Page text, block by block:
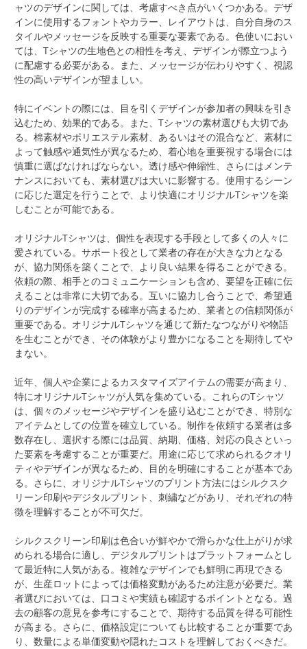
ャツのデザインに関しては、考慮すべき点がいくつかある。デザ
インに使用するフォントやカラー、レイアウトは、自分自身のス
タイルやメッセージを反映する重要な要素である。色使いにおい
ては、Tシャツの生地色との相性を考え、デザインが際立つよう
に配慮する必要がある。また、メッセージが伝わりやすく、視認
性の高いデザインが望ましい。
特にイベントの際には、目を引くデザインが参加者の興味を引き
込むため、効果的である。また、Tシャツの素材選びも大切であ
る。棉素材やポリエステル素材、あるいはその混合など、素材に
よって触感や通気性が異なるため、着心地を重要視する場合には
慎重に選ばなければならない。透け感や伸縮性、さらにはメンテ
ナンスにおいても、素材選びは大いに影響する。使用するシーン
に応じた選定を行うことで、より快適にオリジナルTシャツを楽
しむことが可能である。
オリジナルTシャツは、個性を表現する手段として多くの人々に
愛されている。サポート役として業者の存在が大きな力となる
が、協力関係を築くことで、より良い結果を得ることができる。
依頼の際、相手とのコミュニケーションも含め、要望を正確に伝
えることは非常に大切である。互いに協力し合うことで、希望通
りのデザインが完成する確率が高まるため、業者との信頼関係が
重要である。オリジナルTシャツを通じて新たなつながりや物語
を生むことができ、その体験がより豊かになることを期待してや
まない。
近年、個人や企業によるカスタマイズアイテムの需要が高まり、
特にオリジナルTシャツが人気を集めている。これらのTシャツ
は、個々のメッセージやデザインを盛り込むことができ、特別な
アイテムとしての位置を確立している。制作を依頼する業者は多
数存在し、選択する際には品質、納期、価格、対応の良さといっ
た要素を考慮することが重要だ。用途に応じて求められるクオリ
ティやデザインが異なるため、目的を明確にすることが基本であ
る。さらに、オリジナルTシャツのプリント方法にはシルクスク
リーン印刷やデジタルプリント、刺繍などがあり、それぞれの特
徴を理解することが不可欠だ。
シルクスクリーン印刷は色合いが鮮やかで滑らかな仕上がりが求
められる場合に適し、デジタルプリントはプラットフォームとし
て最近特に人気がある。複雑なデザインでも鮮明に再現できる
が、生産ロットによっては価格変動があるため注意が必要だ。業
者選びにおいては、口コミや実績も確認するポイントとなる。過
去の顧客の意見を参考にすることで、期待する品質を得る可能性
が高まる。さらに、価格設定についても比較することが重要であ
り、数量による単価変動や隠れたコストを理解しておくべきだ。